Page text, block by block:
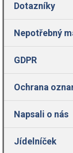
Dotazníky
Nepotřebný
GDPR
Ochrana
Napsali o nás
Jídelníček